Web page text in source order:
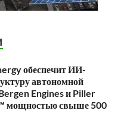
обеспечит ИИ-
автономной
Engines и Piller
мощностью свыше 500